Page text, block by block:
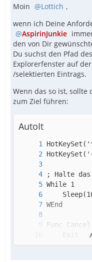
Moin Lottich ,
wenn ich Deine
AspirinJunkie
den von Dir
Du suchst den Pfad
Explorerfenster auf
/selektierten Eintrags.
Wenn das so ist, sollte
zum Ziel führen:
AutoIt